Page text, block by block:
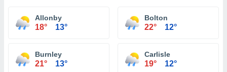
Allonby
18° 13°
Bolton
22° 12°
Burnley
21° 13°
Carlisle
19° 12°